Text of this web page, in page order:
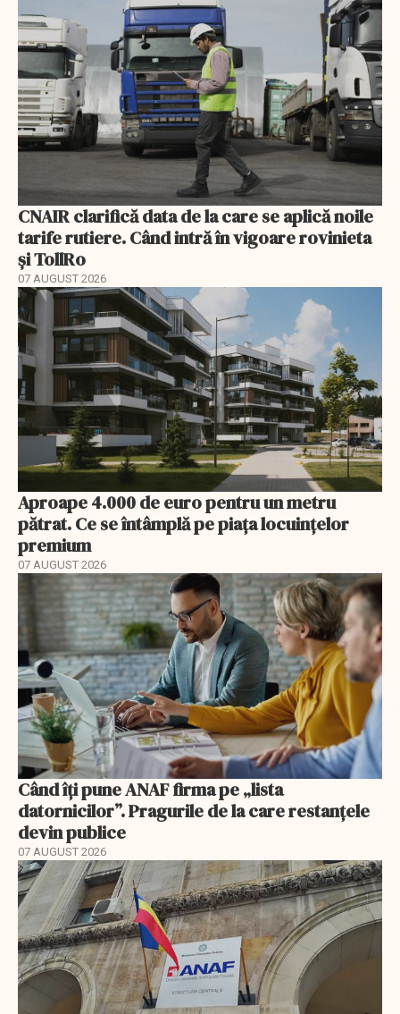
CNAIR clarifică data de la care se aplică noile
tarife rutiere. Când intră în vigoare rovinieta
și TollRo
07 AUGUST 2026
Aproape 4.000 de euro pentru un metru
pătrat. Ce se întâmplă pe piața locuințelor
premium
07 AUGUST 2026
Când îți pune ANAF firma pe „lista
datornicilor”. Pragurile de la care restanțele
devin publice
07 AUGUST 2026